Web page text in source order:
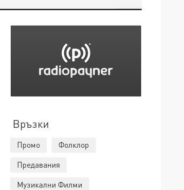
Връзки
Промо
Фолклор
Предавания
Музикални Филми